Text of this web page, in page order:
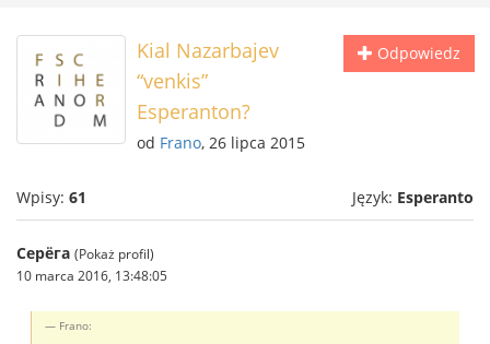
Odpowiedz
Kial Nazarbajev
“venkis”
Esperanton?
od Frano, 26 lipca 2015
Wpisy: 61 Język: Esperanto
Серёга (Pokaż profil)
10 marca 2016, 13:48:05
Frano: